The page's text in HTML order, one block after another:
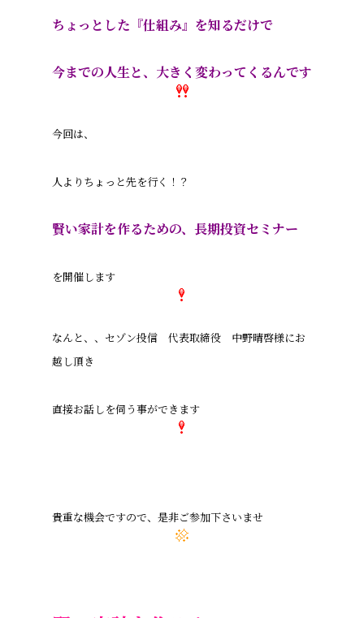
ちょっとした『仕組み』を知るだけで
今までの人生と、大きく変わってくるんです
今回は、
人よりちょっと先を行く！？
賢い家計を作るための、長期投資セミナー
を開催します
なんと、、セゾン投信 代表取締役 中野晴啓様にお
越し頂き
直接お話しを伺う事ができます
貴重な機会ですので、是非ご参加下さいませ